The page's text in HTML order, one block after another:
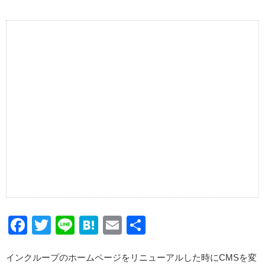
Facebook
Twitter
LineHatena
Email
インクループのホームページをリニューアルした時にCMSを変